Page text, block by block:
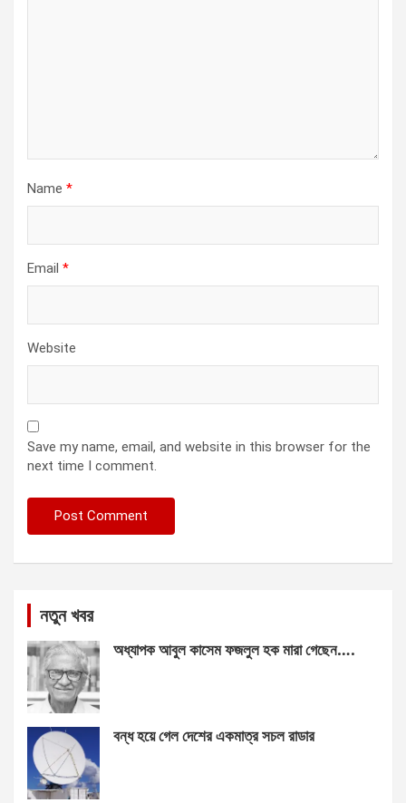
Name *
Email *
Website
Save my name, email, and website in this browser for the
next time I comment.
নতুন খবর
অধ্যাপক আবুল কাসেম ফজলুল হক মারা গেছেন….
বন্ধ হয়ে গেল দেশের একমাত্র সচল রাডার